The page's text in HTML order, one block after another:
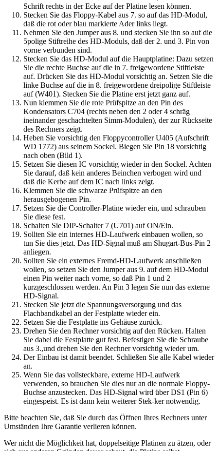
Schrift rechts in der Ecke auf der Platine lesen können.
Stecken Sie das Floppy-Kabel aus 7. so auf das HD-Modul,
daß die rot oder blau markierte Ader links liegt.
Nehmen Sie den Jumper aus 8. und stecken Sie ihn so auf die
5polige Stiftreihe des HD-Moduls, daß der 2. und 3. Pin von
vorne verbunden sind.
Stecken Sie das HD-Modul auf die Hauptplatine: Dazu setzen
Sie die rechte Buchse auf die in 7. freigewordene Stiftleiste
auf. Drücken Sie das HD-Modul vorsichtig an. Setzen Sie die
linke Buchse auf die in 8. freigewordene dreipolige Stiftleiste
auf (W401). Stecken Sie die Platine erst jetzt ganz auf.
Nun klemmen Sie die rote Prüfspitze an den Pin des
Kondensators C704 (rechts neben den 2 oder 4 schräg
ineinander geschachtelten Simm-Modulen), der zur Rückseite
des Rechners zeigt.
Heben Sie vorsichtig den Floppycontroller U405 (Aufschrift
WD 1772) aus seinem Sockel. Biegen Sie Pin 18 vorsichtig
nach oben (Bild 1).
Setzen Sie diesen IC vorsichtig wieder in den Sockel. Achten
Sie darauf, daß kein anderes Beinchen verbogen wird und
daß die Kerbe auf dem IC nach links zeigt.
Klemmen Sie die schwarze Prüfspitze an den
herausgebogenen Pin.
Setzen Sie die Controller-Platine wieder ein, und schrauben
Sie diese fest.
Schalten Sie DIP-Schalter 7 (U701) auf ON/Ein.
Sollten Sie ein internes HD-Laufwerk einbauen wollen, so
tun Sie dies jetzt. Das HD-Signal muß am Shugart-Bus-Pin 2
anliegen.
Sollten Sie ein externes Fremd-HD-Laufwerk anschließen
wollen, so setzen Sie den Jumper aus 9. auf dem HD-Modul
einen Pin weiter nach vorne, so daß Pin 1 und 2
kurzgeschlossen werden. An Pin 3 legen Sie nun das externe
HD-Signal.
Stecken Sie jetzt die Spannungsversorgung und das
Flachbandkabel an der Festplatte wieder ein.
Setzen Sie die Festplatte ins Gehäuse zurück.
Drehen Sie den Rechner vorsichtig auf den Rücken. Halten
Sie dabei die Festplatte gut fest. Befestigen Sie die Schraube
aus 3.,und drehen Sie den Rechner vorsichtig wieder um.
Der Einbau ist damit beendet. Schließen Sie alle Kabel wieder
an.
Wenn Sie das vollsteckbare, externe HD-Laufwerk
verwenden, so brauchen Sie dies nur an die normale Floppy-
Buchse anzustecken. Das HD-Signal wird über DS1 (Pin 6)
eingespeist. Es ist dann kein weiterer Stek-ker notwendig.
Bitte beachten Sie, daß Sie durch das Öffnen Ihres Rechners unter
Umständen Ihre Garantie verlieren können.
Wer nicht die Möglichkeit hat, doppelseitige Platinen zu ätzen, oder